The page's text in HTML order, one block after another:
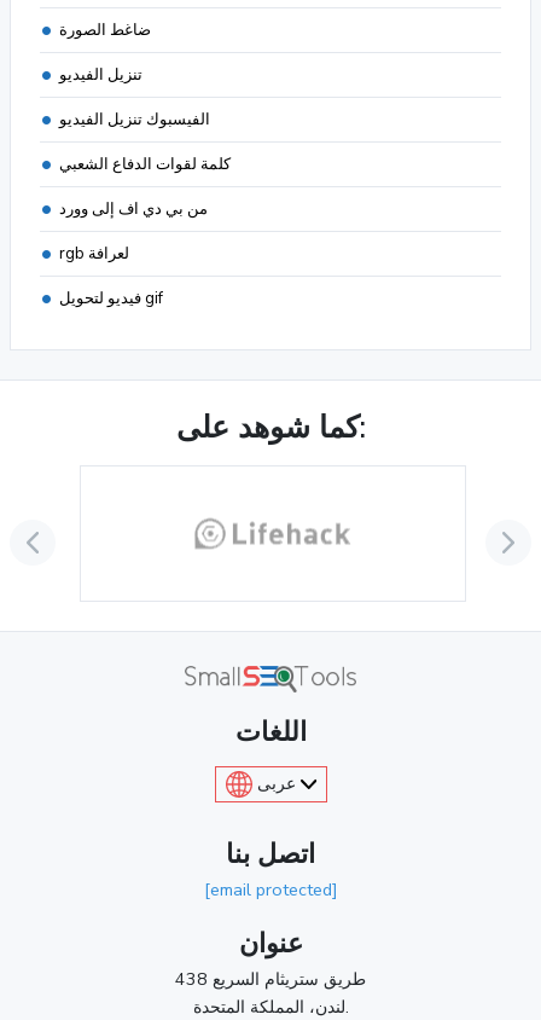
ضاغط الصورة
تنزيل الفيديو
الفيسبوك تنزيل الفيديو
كلمة لقوات الدفاع الشعبي
من بي دي اف إلى وورد
rgb لعرافة
فيديو لتحويل gif
كما شوهد على:
اللغات
اتصل بنا
[email protected]
عنوان
438 طريق ستريثام السريع
لندن، المملكة المتحدة.